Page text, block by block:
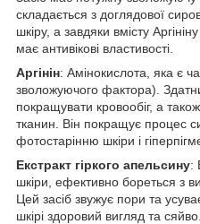
складається з доглядової
шкіру, а завдяки вмісту
має антивікові властивості.
Аргінін: Амінокислота, яка є
зволожуючого фактора).
покращувати кровообіг, а
тканин. Він покращує процес
фотостарінню шкіри і
Екстракт гіркого апельсину:
шкіри, ефективно бореться з
Цей засіб звужує пори та
шкірі здоровий вигляд та сяйво.